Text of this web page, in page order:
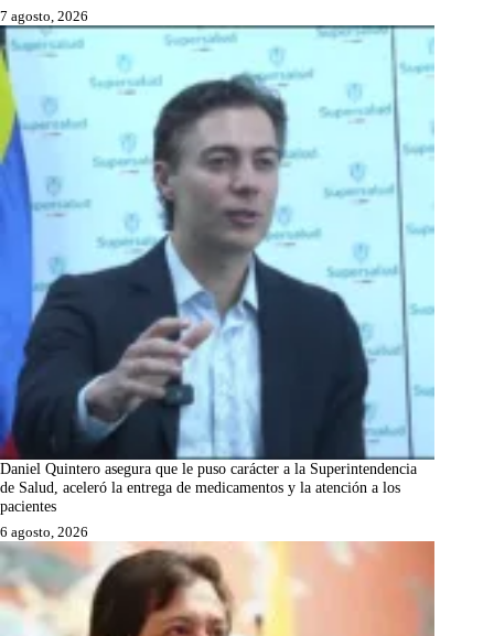
7 agosto, 2026
Daniel Quintero asegura que le puso carácter a la Superintendencia
de Salud, aceleró la entrega de medicamentos y la atención a los
pacientes
6 agosto, 2026